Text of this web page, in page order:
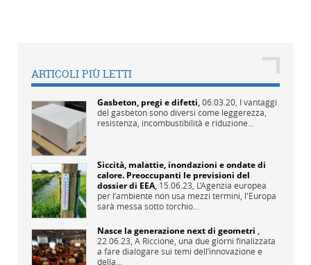
ARTICOLI PIÙ LETTI
Gasbeton, pregi e difetti,06.03.20, I vantaggi
del gasbeton sono diversi come leggerezza,
resistenza, incombustibilità e riduzione...
Siccità, malattie, inondazioni e ondate di
calore. Preoccupanti le previsioni del
dossier di EEA, 15.06.23, L’Agenzia europea
per l’ambiente non usa mezzi termini, l'Europa
sarà messa sotto torchio...
Nasce la generazione next di geometri ,
22.06.23, A Riccione, una due giorni finalizzata
a fare dialogare sui temi dell’innovazione e
della...